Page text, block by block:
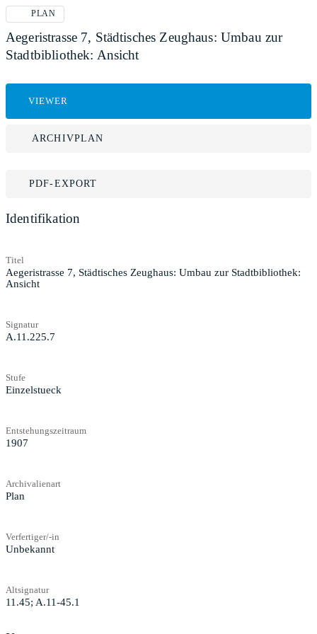
PLAN
Aegeristrasse 7, Städtisches Zeughaus: Umbau zur
Stadtbibliothek: Ansicht
VIEWER
ARCHIVPLAN
PDF-EXPORT
Identifikation
Titel
Aegeristrasse 7, Städtisches Zeughaus: Umbau zur Stadtbibliothek:
Ansicht
Signatur
A.11.225.7
Stufe
Einzelstueck
Entstehungszeitraum
1907
Archivalienart
Plan
Verfertiger/-in
Unbekannt
Altsignatur
11.45; A.11-45.1